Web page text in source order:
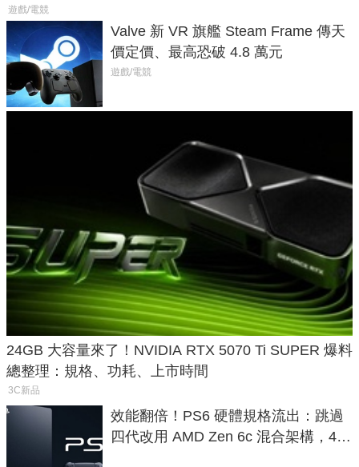
遊戲/電競
Valve 新 VR 旗艦 Steam Frame 傳天
價定價、最高恐破 4.8 萬元
遊戲/電競
24GB 大容量來了！NVIDIA RTX 5070 Ti SUPER 爆料
總整理：規格、功耗、上市時間
3C新品
效能翻倍！PS6 硬體規格流出：跳過
四代改用 AMD Zen 6c 混合架構，4K